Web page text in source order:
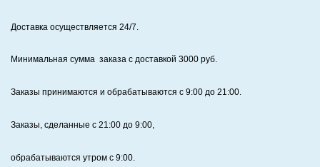
Доставка осуществляется 24/7
Минимальная сумма заказа с доставкой 3000 руб.
Заказы принимаются и обрабатываются с 9:00 до 21:00.
Заказы, сделанные с 21:00 до 9:00,
обрабатываются утром с 9:00.